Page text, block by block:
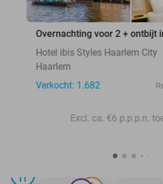
Overnachting voor 2 + ontbijt
Hotel ibis Styles Haarlem City
Haarlem
Verkocht: 1.682
Excl. ca. €6 p.p.p.n.